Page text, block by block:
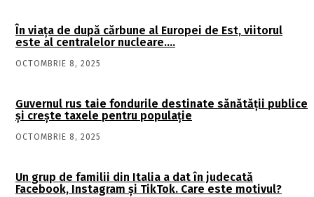
În viaţa de după cărbune al Europei de Est, viitorul
este al centralelor nucleare….
OCTOMBRIE 8, 2025
Guvernul rus taie fondurile destinate sănătății publice
și crește taxele pentru populație
OCTOMBRIE 8, 2025
Un grup de familii din Italia a dat în judecată
Facebook, Instagram și TikTok. Care este motivul?